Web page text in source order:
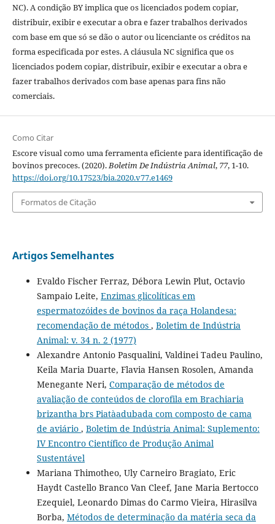
NC). A condição BY implica que os licenciados podem copiar,
distribuir, exibir e executar a obra e fazer trabalhos derivados
com base em que só se dão o autor ou licenciante os créditos na
forma especificada por estes. A cláusula NC significa que os
licenciados podem copiar, distribuir, exibir e executar a obra e
fazer trabalhos derivados com base apenas para fins não
comerciais.
Como Citar
Escore visual como uma ferramenta eficiente para identificação de
bovinos precoces. (2020).Boletim De Indústria Animal, 77, 1-10.
https://doi.org/10.17523/bia.2020.v77.e1469
Formatos de Citação
Artigos Semelhantes
Evaldo Fischer Ferraz, Débora Lewin Plut, Octavio
Sampaio Leite, Enzimas glicolíticas em
espermatozóides de bovinos da raça Holandesa:
recomendação de métodos , Boletim de Indústria
Animal: v. 34 n. 2 (1977)
Alexandre Antonio Pasqualini, Valdinei Tadeu Paulino,
Keila Maria Duarte, Flavia Hansen Rosolen, Amanda
Menegante Neri, Comparação de métodos de
avaliação de conteúdos de clorofila em Brachiaria
brizantha brs Piatàadubada com composto de cama
de aviário , Boletim de Indústria Animal: Suplemento:
IV Encontro Científico de Produção Animal
Sustentável
Mariana Thimotheo, Uly Carneiro Bragiato, Eric
Haydt Castello Branco Van Cleef, Jane Maria Bertocco
Ezequiel, Leonardo Dimas do Carmo Vieira, Hirasilva
Borba, Métodos de determinação da matéria seca da